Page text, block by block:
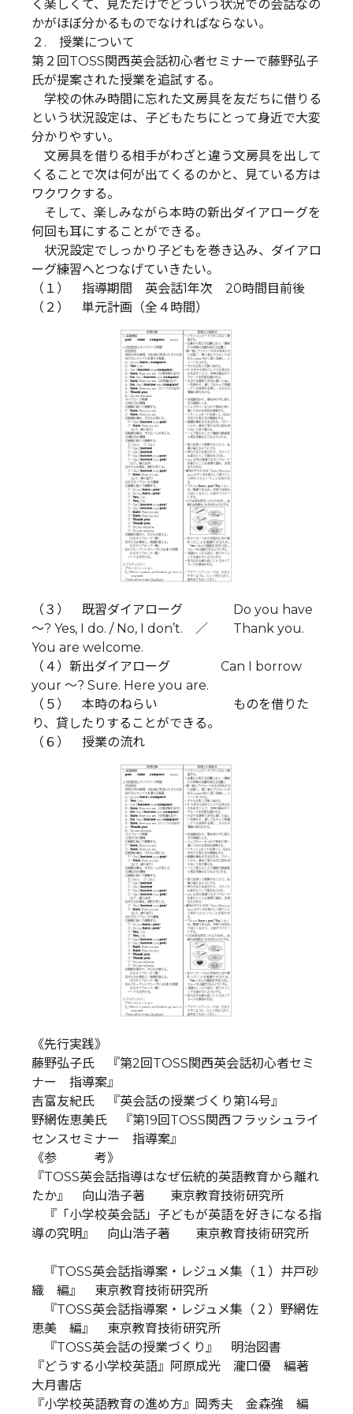
く楽しくて、見ただけでどういう状況での会話なの
かがほぼ分かるものでなければならない。
２. 授業について
第２回TOSS関西英会話初心者セミナーで藤野弘子
氏が提案された授業を追試する。
学校の休み時間に忘れた文房具を友だちに借りる
という状況設定は、子どもたちにとって身近で大変
分かりやすい。
文房具を借りる相手がわざと違う文房具を出して
くることで次は何が出てくるのかと、見ている方は
ワクワクする。
そして、楽しみながら本時の新出ダイアローグを
何回も耳にすることができる。
状況設定でしっかり子どもを巻き込み、ダイアロ
ーグ練習へとつなげていきたい。
（１） 指導期間 英会話1年次 20時間目前後
（２） 単元計画（全４時間）
（３） 既習ダイアローグ Do you have
～? Yes, I do. / No, I don’t. ／ Thank you.
You are welcome.
（４）新出ダイアローグ Can I borrow
your ～? Sure. Here you are.
（５） 本時のねらい ものを借りた
り、貸したりすることができる。
（６） 授業の流れ
《先行実践》
藤野弘子氏 『第2回TOSS関西英会話初心者セミ
ナー 指導案』
吉富友紀氏 『英会話の授業づくり第14号』
野網佐恵美氏 『第19回TOSS関西フラッシュライ
センスセミナー 指導案』
《参 考》
『TOSS英会話指導はなぜ伝統的英語教育から離れ
たか』 向山浩子著 東京教育技術研究所
『「小学校英会話」子どもが英語を好きになる指
導の究明』 向山浩子著 東京教育技術研究所
『TOSS英会話指導案・レジュメ集（１）井戸砂
織 編』 東京教育技術研究所
『TOSS英会話指導案・レジュメ集（２）野網佐
恵美 編』 東京教育技術研究所
『TOSS英会話の授業づくり』 明治図書
『どうする小学校英語』阿原成光 瀧口優 編著
大月書店
『小学校英語教育の進め方』岡秀夫 金森強 編